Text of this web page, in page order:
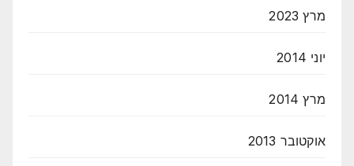
מרץ 2023
יוני 2014
מרץ 2014
אוקטובר 2013